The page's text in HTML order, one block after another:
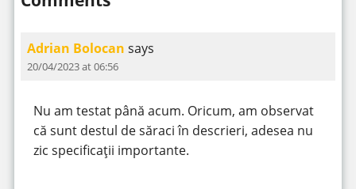
Adrian Bolocan says
20/04/2023 at 06:56
Nu am testat până acum. Oricum, am observat
că sunt destul de săraci în descrieri, adesea nu
zic specificații importante.